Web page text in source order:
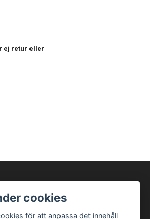
ej retur eller
Prenumerera
cookies
för att anpassa det innehåll